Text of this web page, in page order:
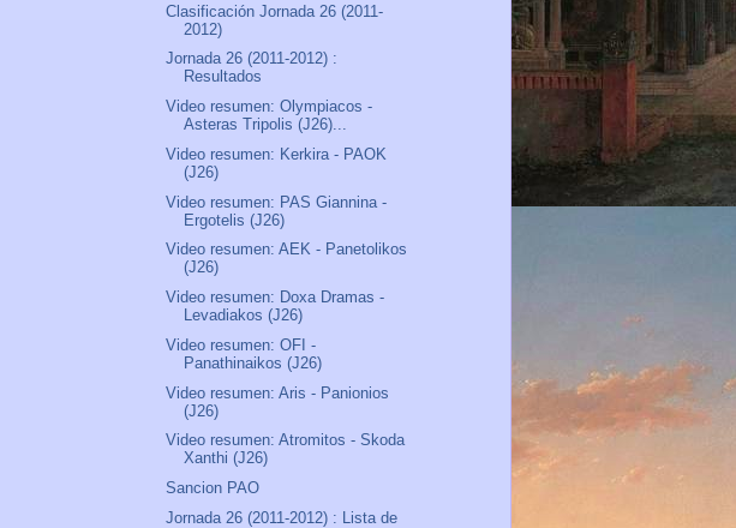
Clasificación Jornada 26 (2011-
2012)
Jornada 26 (2011-2012) :
Resultados
Video resumen: Olympiacos -
Asteras Tripolis (J26)...
Video resumen: Kerkira - PAOK
(J26)
Video resumen: PAS Giannina -
Ergotelis (J26)
Video resumen: AEK - Panetolikos
(J26)
Video resumen: Doxa Dramas -
Levadiakos (J26)
Video resumen: OFI -
Panathinaikos (J26)
Video resumen: Aris - Panionios
(J26)
Video resumen: Atromitos - Skoda
Xanthi (J26)
Sancion PAO
Jornada 26 (2011-2012) : Lista de